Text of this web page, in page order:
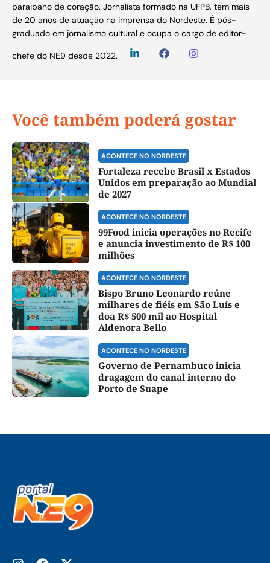
paraibano de coração. Jornalista formado na UFPB, tem mais
de 20 anos de atuação na imprensa do Nordeste. É pós-
graduado em jornalismo cultural e ocupa o cargo de editor-
chefe do NE9 desde 2022.
Você também poderá gostar
ACONTECE NO NORDESTE
Fortaleza recebe Brasil x Estados
Unidos em preparação ao Mundial
de 2027
ACONTECE NO NORDESTE
99Food inicia operações no Recife
e anuncia investimento de R$ 100
milhões
ACONTECE NO NORDESTE
Bispo Bruno Leonardo reúne
milhares de fiéis em São Luís e
doa R$ 500 mil ao Hospital
Aldenora Bello
ACONTECE NO NORDESTE
Governo de Pernambuco inicia
dragagem do canal interno do
Porto de Suape